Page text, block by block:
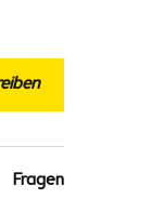
Fragen